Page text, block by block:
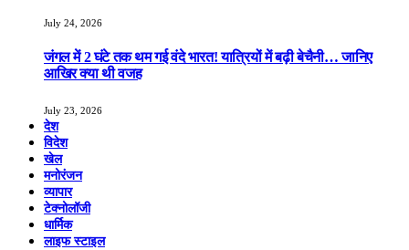
July 24, 2026
जंगल में 2 घंटे तक थम गई वंदे भारत! यात्रियों में बढ़ी बेचैनी… जानिए
आखिर क्या थी वजह
July 23, 2026
देश
विदेश
खेल
मनोरंजन
व्यापार
टेक्नोलॉजी
धार्मिक
लाइफ स्टाइल